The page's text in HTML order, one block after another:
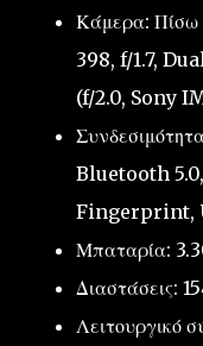
Κάμερα: Πίσω
398, f/1.7,
(f/2.0, Sony
Bluetooth 5.0,
Fingerprint,
Μπαταρία:
Διαστάσεις:
Λειτουργικό